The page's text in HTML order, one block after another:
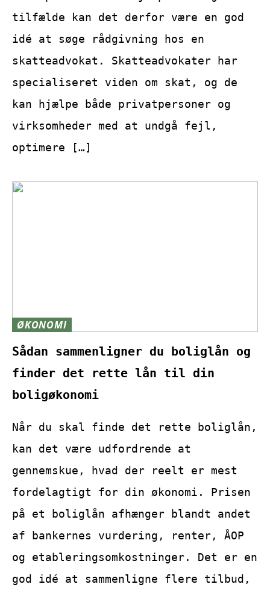
tilfælde kan det derfor være en god
idé at søge rådgivning hos en
skatteadvokat. Skatteadvokater har
specialiseret viden om skat, og de
kan hjælpe både privatpersoner og
virksomheder med at undgå fejl,
optimere […]
ØKONOMI
Sådan sammenligner du boliglån og
finder det rette lån til din
boligøkonomi
Når du skal finde det rette boliglån,
kan det være udfordrende at
gennemskue, hvad der reelt er mest
fordelagtigt for din økonomi. Prisen
på et boliglån afhænger blandt andet
af bankernes vurdering, renter, ÅOP
og etableringsomkostninger. Det er en
god idé at sammenligne flere tilbud,